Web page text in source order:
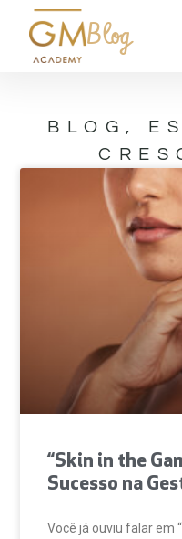
Blog
BLOG ,
“Skin in the
Sucesso na
Você já ouviu falar em